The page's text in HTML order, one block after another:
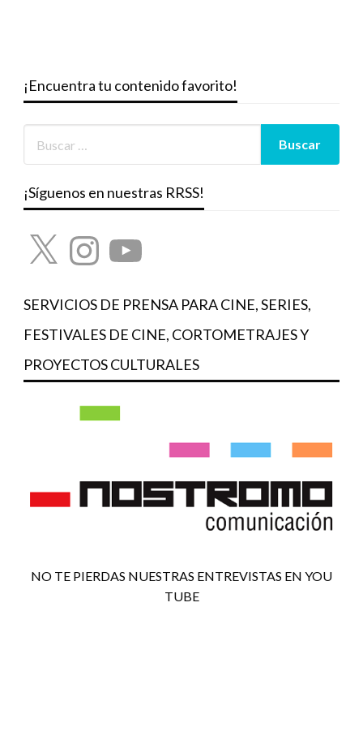
¡Encuentra tu contenido favorito!
¡Síguenos en nuestras RRSS!
X InstagramYouTube
SERVICIOS DE PRENSA PARA CINE, SERIES,
FESTIVALES DE CINE, CORTOMETRAJES Y
PROYECTOS CULTURALES
NO TE PIERDAS NUESTRAS ENTREVISTAS EN YOU
TUBE